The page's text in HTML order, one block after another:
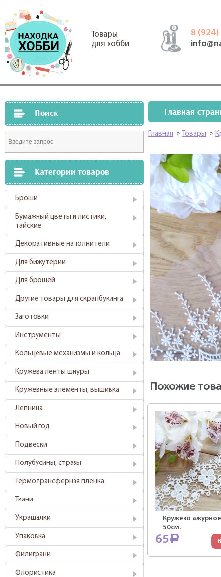
Товары
для хобби
8 (924)
Поиск
Категории товаров
Броши
Бумажный цветы и листики,
тайские
Декоративные наполнители
Для бижутерии
Для брошей
Другие товары для скрапбукинга
Заготовки
Инструменты
Кольцевые механизмы и кольца
Кружева ленты шнуры
Кружевные элементы, вышивка
Лепнина
Новый год
Подвески
Полубусины, стразы
Термотрансферная пленка
Ткани
Украшалки
Упаковка
Филиграни
Флористика
Главная
Главная » Товары »
Похожие
Кружево
50см.
65Р